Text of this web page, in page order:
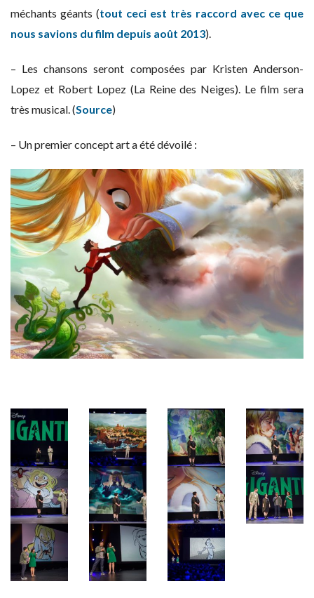
méchants géants (tout ceci est très raccord avec ce que
nous savions du film depuis août 2013).
– Les chansons seront composées par Kristen Anderson-
Lopez et Robert Lopez (La Reine des Neiges). Le film sera
très musical. (Source)
– Un premier concept art a été dévoilé :